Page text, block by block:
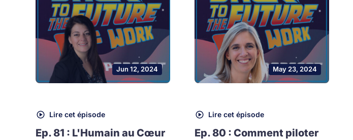
Jun 12, 2024
Lire cet épisode
Ep. 81 : L'Humain au Cœur
May 23, 2024
Lire cet épisode
Ep. 80 : Comment piloter